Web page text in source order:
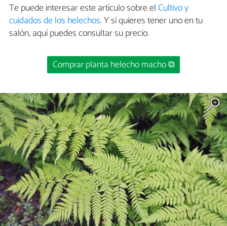
Te puede interesar este artículo sobre elCultivo y
cuidados de los helechos. Y si quieres tener uno en tu
salón, aquí puedes consultar su precio.
Comprar planta helecho macho ⧉